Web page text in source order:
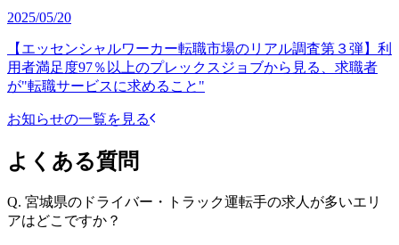
2025/05/20
【エッセンシャルワーカー転職市場のリアル調査第３弾】利
用者満足度97％以上のプレックスジョブから見る、求職者
が"転職サービスに求めること"
お知らせの一覧を見る
よくある質問
Q. 宮城県のドライバー・トラック運転手の求人が多いエリ
アはどこですか？